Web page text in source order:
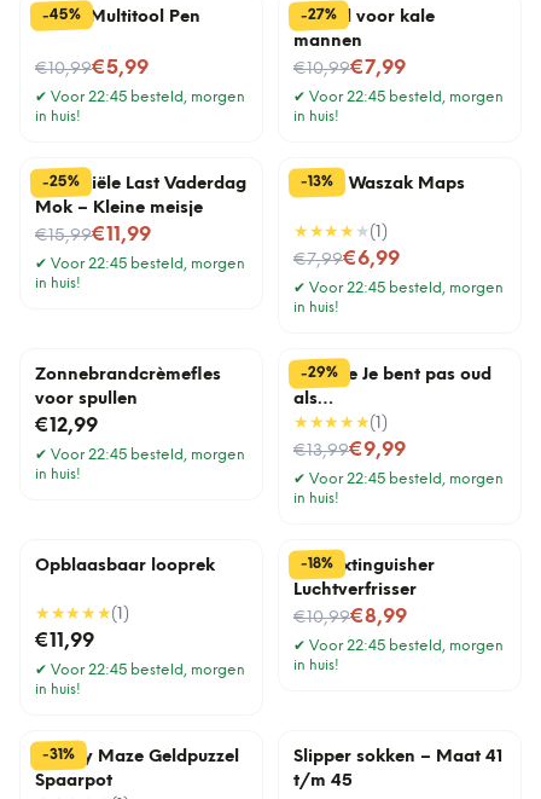
-45%
6-In-1 Multitool Pen
€10,99
Nu voor€5,99
✔ Voor 22:45 besteld, morgen
in huis!
-27%
Borstel voor kale
mannen
€10,99
Nu voor€7,99
✔ Voor 22:45 besteld, morgen
in huis!
-25%
Financiële Last Vaderdag
Mok – Kleine meisje
€15,99
Nu voor€11,99
✔ Voor 22:45 besteld, morgen
in huis!
-13%
Travel Waszak Maps
★★★★ ★( 1 )
€7,99
Nu voor€6,99
✔ Voor 22:45 besteld, morgen
in huis!
Zonnebrandcrèmefles
voor spullen
€12,99
✔ Voor 22:45 besteld, morgen
in huis!
-29%
Tegeltje Je bent pas oud
als…
★★★★★( 1 )
€13,99
Nu voor€9,99
✔ Voor 22:45 besteld, morgen
in huis!
Opblaasbaar looprek
★★★★★( 1 )
€11,99
✔ Voor 22:45 besteld, morgen
in huis!
-18%
Fart Extinguisher
Luchtverfrisser
€10,99
Nu voor€8,99
✔ Voor 22:45 besteld, morgen
in huis!
-31%
Money Maze Geldpuzzel
Spaarpot
Slipper sokken – Maat 41
t/m 45